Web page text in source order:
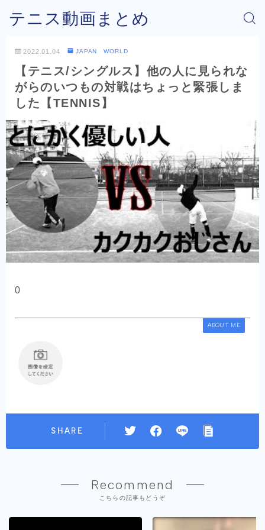
テニス動画まとめ
2022.01.04 JAPAN WORLD
【テニス/シングルス】他の人に見られな
がらのいつもの対戦はちょっと緊張しま
した【TENNIS】
0
ABOUT ME
SHARE
Recommend
こちらの記事もどうぞ